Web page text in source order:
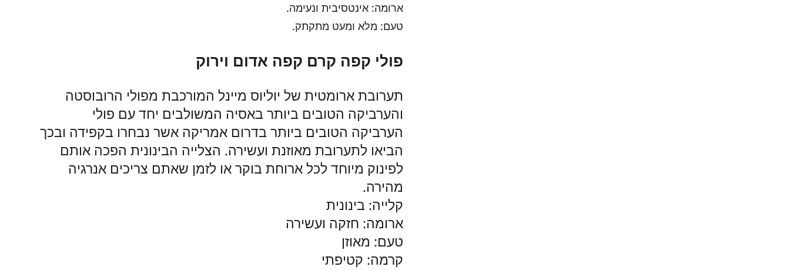
ארומה: אינטסיבית ונעימה.
טעם: מלא ומעט מתקתק.
פולי קפה קרם קפה אדום וירוק
תערובת ארומטית של יוליוס מיינל המורכבת מפולי הרובוסטה
והערביקה הטובים ביותר באסיה המשולבים יחד עם פולי
הערביקה הטובים ביותר בדרום אמריקה אשר נבחרו בקפידה ובכך
הביאו לתערובת מאוזנת ועשירה. הצלייה הבינונית הפכה אותם
לפינוק מיוחד לכל ארוחת בוקר או לזמן שאתם צריכים אנרגיה
מהירה.
קלייה: בינונית
ארומה: חזקה ועשירה
טעם: מאוזן
קרמה: קטיפתי